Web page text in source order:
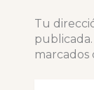
Tu
publicada.
marcados